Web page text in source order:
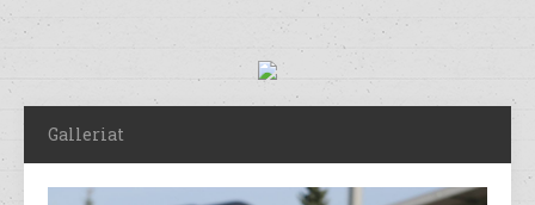
Galleriat